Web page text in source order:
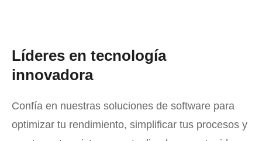
Líderes en tecnología
innovadora
Confía en nuestras soluciones de software para
optimizar tu rendimiento, simplificar tus procesos y